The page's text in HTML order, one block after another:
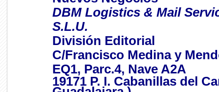
DBM Logistics & Mail
S.L.U.
División Editorial
C/Francisco Medina y
EQ1, Parc.4, Nave A2A
19171 P. I. Cabanillas del